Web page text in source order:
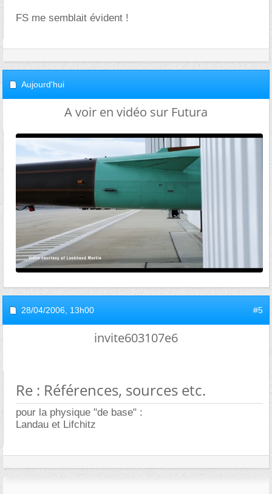
FS me semblait évident !
Aujourd'hui
A voir en vidéo sur Futura
28/04/2006, 13h00 #5
invite603107e6
Re : Références, sources etc.
pour la physique "de base" :
Landau et Lifchitz